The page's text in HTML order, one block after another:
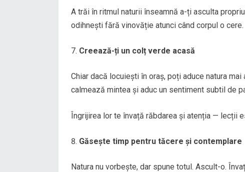
A trăi în ritmul naturii înseamnă a-ți asculta
odihnești fără vinovăție atunci când corpul o cere.
Creează-ți un colț verde acasă
Chiar dacă locuiești în oraș, poți aduce natura
calmează mintea și aduc un sentiment subtil de
Îngrijirea lor te învață răbdarea și atenția — lecții
Găsește timp pentru tăcere și contemplare
Natura nu vorbește, dar spune totul. Ascult-o.